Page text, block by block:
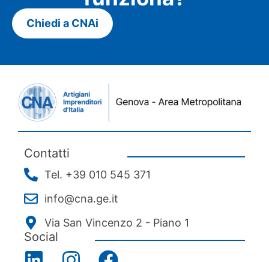
Chiedi a CNAi
Contatti
Tel. +39 010 545 371
info@cna.ge.it
Via San Vincenzo 2 - Piano 1
Social